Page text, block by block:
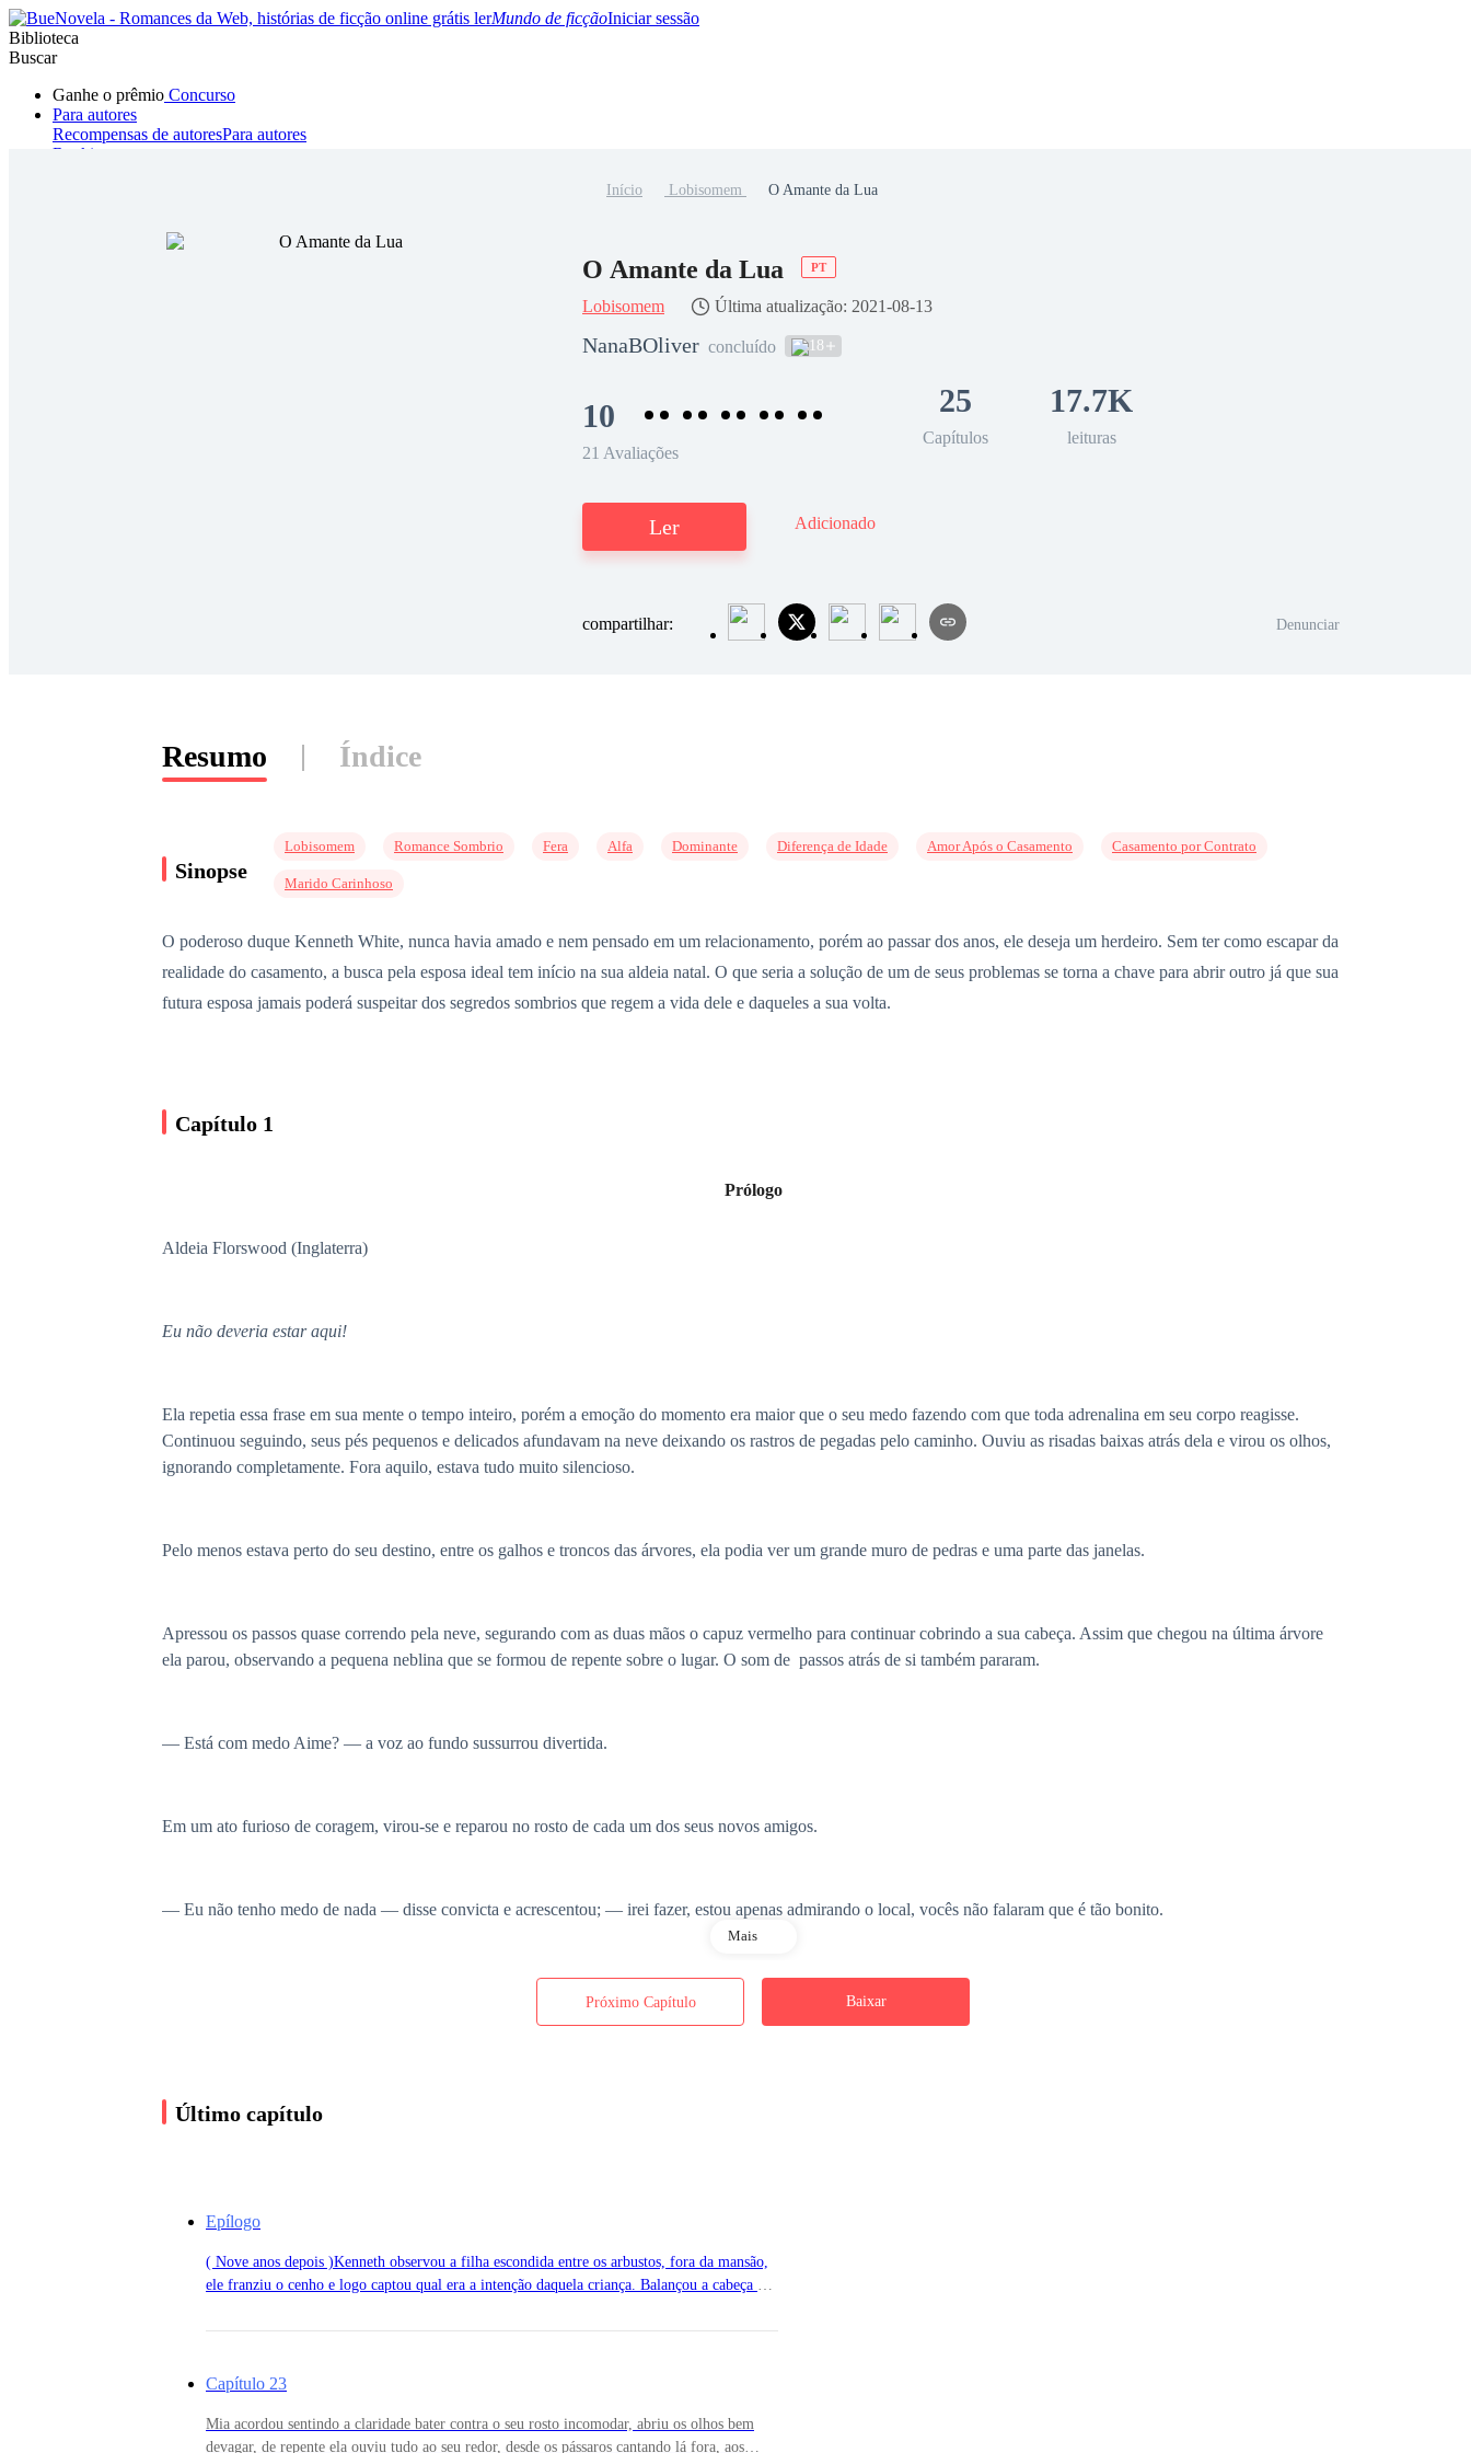
Mundo de ficçãoIniciar sessão
Biblioteca
Buscar
Ganhe o prêmio Concurso
Para autores
Recompensas de autoresPara autores
Ranking
Hombre lobo Mafia Sistema Fantasía
Início Lobisomem O Amante da Lua
O Amante da Lua PT
Lobisomem Última atualização: 2021-08-13
NanaBOliver concluído 18
10
21 Avaliações
25
Capítulos
17.7K
leituras
Ler Adicionado
compartilhar: Denunciar
Resumo Índice
Sinopse
Lobisomem Romance Sombrio Fera Alfa Dominante Diferença de Idade Amor Após o Casamento Casamento por Contrato
Marido Carinhoso
O poderoso duque Kenneth White, nunca havia amado e nem pensado em um relacionamento, porém ao passar dos anos, ele deseja um herdeiro. Sem ter como escapar da
realidade do casamento, a busca pela esposa ideal tem início na sua aldeia natal. O que seria a solução de um de seus problemas se torna a chave para abrir outro já que sua
futura esposa jamais poderá suspeitar dos segredos sombrios que regem a vida dele e daqueles a sua volta.
Capítulo 1
Prólogo
Aldeia Florswood (Inglaterra)
Eu não deveria estar aqui!
Ela repetia essa frase em sua mente o tempo inteiro, porém a emoção do momento era maior que o seu medo fazendo com que toda adrenalina em seu corpo reagisse.
Continuou seguindo, seus pés pequenos e delicados afundavam na neve deixando os rastros de pegadas pelo caminho. Ouviu as risadas baixas atrás dela e virou os olhos,
ignorando completamente. Fora aquilo, estava tudo muito silencioso.
Pelo menos estava perto do seu destino, entre os galhos e troncos das árvores, ela podia ver um grande muro de pedras e uma parte das janelas.
Apressou os passos quase correndo pela neve, segurando com as duas mãos o capuz vermelho para continuar cobrindo a sua cabeça. Assim que chegou na última árvore
ela parou, observando a pequena neblina que se formou de repente sobre o lugar. O som de passos atrás de si também pararam.
— Está com medo Aime? — a voz ao fundo sussurrou divertida.
Em um ato furioso de coragem, virou-se e reparou no rosto de cada um dos seus novos amigos.
— Eu não tenho medo de nada — disse convicta e acrescentou; — irei fazer, estou apenas admirando o local, vocês não falaram que é tão bonito.
As outras crianças a encararam como se ela fosse louca, bem, de fato, talvez estivesse mesmo completamente alucinada.
— Combinado?
Sempre ouviram dizer que aquele lugar era assombrado, sabia o quão errado era estar ali, era extremamente proibido. Caso alguém os pegasse, sem dúvidas alguma, todos
Mais
Próximo Capítulo Baixar
Último capítulo
Epílogo
( Nove anos depois )Kenneth observou a filha escondida entre os arbustos, fora da mansão,
ele franziu o cenho e logo captou qual era a intenção daquela criança. Balançou a cabeça e
para ver quem iria ir primeiro, até que um corajoso menino se aproximou do sino. E
barulho entre os galhos da árvore, apenas para assustá-los.Então aconteceu o que ele previu,
Capítulo 23
Mia acordou sentindo a claridade bater contra o seu rosto incomodar, abriu os olhos bem
devagar, de repente ela ouviu tudo ao seu redor, desde os pássaros cantando lá fora, aos